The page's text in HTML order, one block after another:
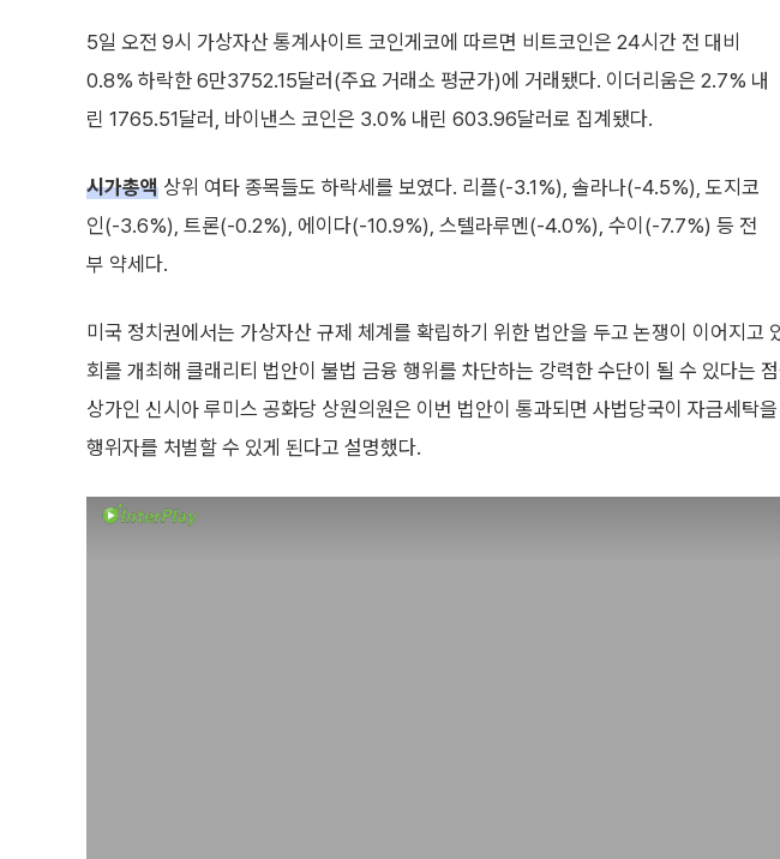
5일 오전 9시 가상자산 통계사이트 코인게코에 따르면 비트코인은 24시간 전 대비
0.8% 하락한 6만3752.15달러(주요 거래소 평균가)에 거래됐다. 이더리움은 2.7% 내
린 1765.51달러, 바이낸스 코인은 3.0% 내린 603.96달러로 집계됐다.
시가총액 상위 여타 종목들도 하락세를 보였다. 리플(-3.1%), 솔라나(-4.5%), 도지코
인(-3.6%), 트론(-0.2%), 에이다(-10.9%), 스텔라루멘(-4.0%), 수이(-7.7%) 등 전
부 약세다.
미국 정치권에서는 가상자산 규제 체계를 확립하기 위한 법안을 두고 논쟁이 이어지고
회를 개최해 클래리티 법안이 불법 금융 행위를 차단하는 강력한 수단이 될 수 있다는
상가인 신시아 루미스 공화당 상원의원은 이번 법안이 통과되면 사법당국이 자금세탁
행위자를 처벌할 수 있게 된다고 설명했다.